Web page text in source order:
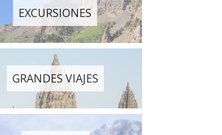
EXCURSIONES
GRANDES VIAJES